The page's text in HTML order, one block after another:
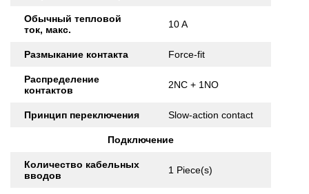
Обычный тепловой
ток, макс.
10 A
Размыкание контакта Force-fit
Распределение
контактов
2NC + 1NO
Принцип переключения Slow-action contact
Подключение
Количество кабельных
вводов
1 Piece(s)